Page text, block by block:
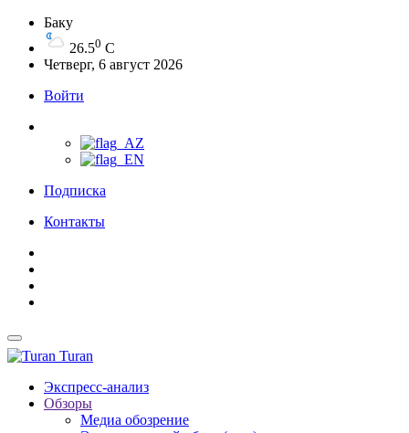
Баку
26.50 C
Четверг, 6 август 2026
Войти
Подписка
Контакты
Turan
Экспресс-анализ
Обзоры
Медиа обозрение